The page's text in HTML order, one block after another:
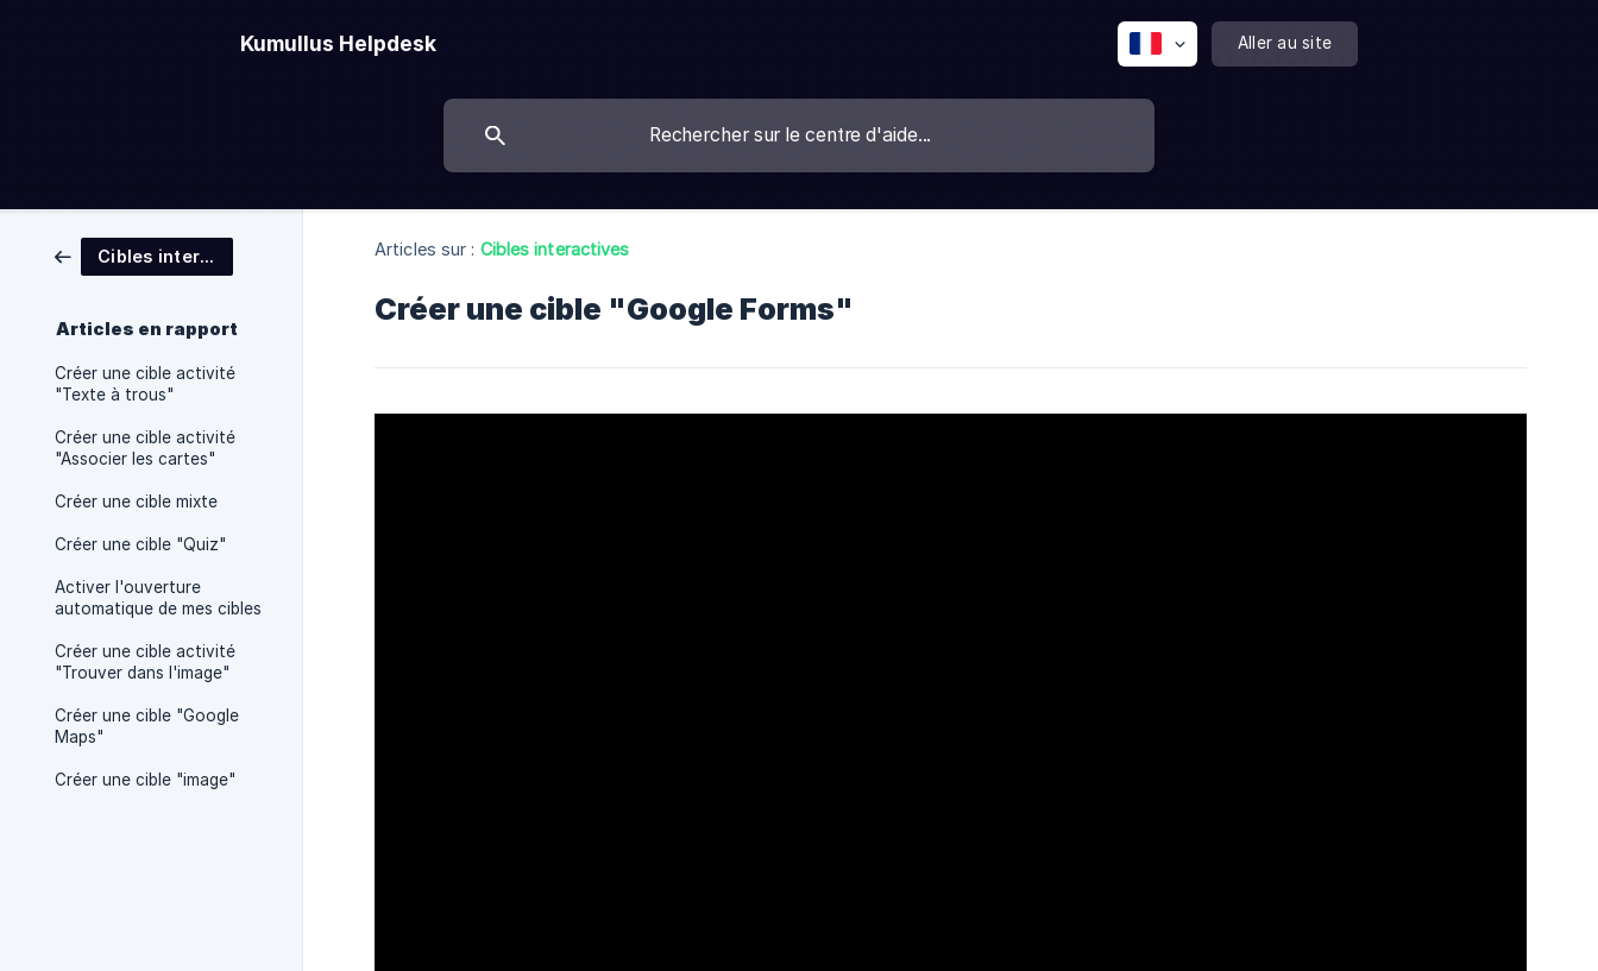
Kumullus Helpdesk Aller au site
Cibles interactives
Articles en rapport
Créer une cible activité
"Texte à trous"
Créer une cible activité
"Associer les cartes"
Créer une cible mixte
Créer une cible "Quiz"
Activer l'ouverture
automatique de mes cibles
Créer une cible activité
"Trouver dans l'image"
Créer une cible "Google
Maps"
Créer une cible "image"
Articles sur : Cibles interactives
Créer une cible "Google Forms"